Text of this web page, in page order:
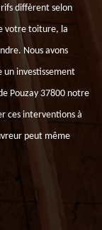
diffèrent selon
votre toiture, la
Nous avons
un investissement
Pouzay 37800 notre
ces interventions à
peut même